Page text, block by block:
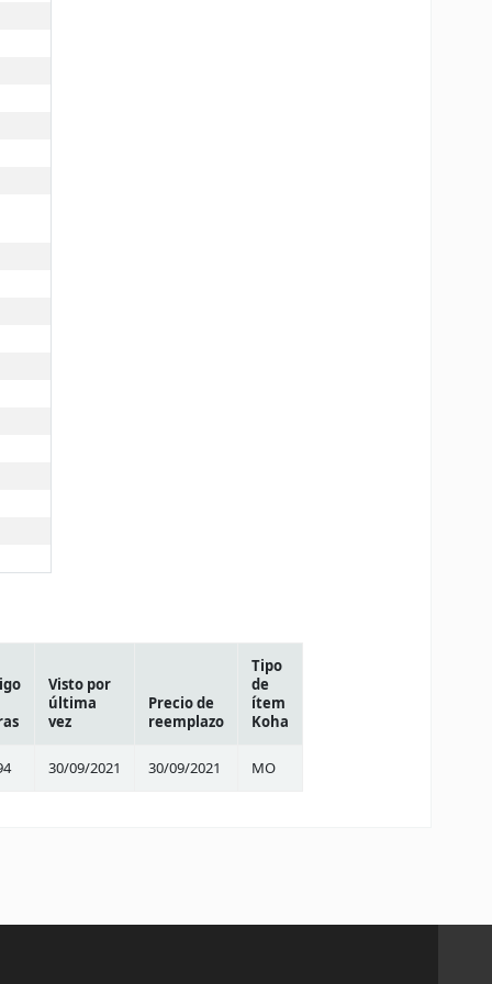
Visto por
última
vez
Precio de
reemplazo
Tipo
de
ítem
Koha
30/09/2021 30/09/2021 MO